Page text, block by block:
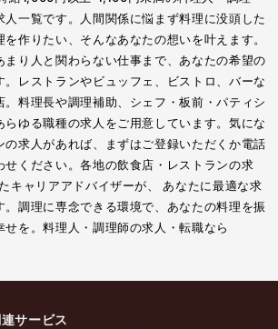
人一覧です。人間関係に悩まず料理に没頭した
作りたい、そんなあなたの想いを叶えます。
まり人と関わらない仕事まで、あなたの希望の
。レストランやビュッフェ、ビストロ、バーな
。料理長や調理補助、シェフ・板前・パティシ
らゆる職種の求人をご用意しています。気にな
の求人があれば、まずはご登録いただくか電話
せください。各地の飲食店・レストランの求
キャリアアドバイザーが、 あなたに最適な求
。調理に専念できる環境で、あなたの料理を振
せを。料理人・調理師の求人・転職なら
サービス